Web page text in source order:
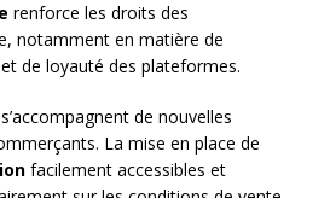
renforce les droits des
notamment en matière de
de loyauté des plateformes.
de nouvelles
La mise en place de
facilement accessibles et